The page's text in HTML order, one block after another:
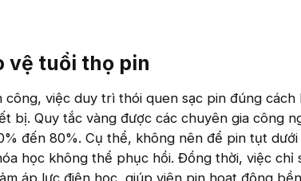
vệ tuổi thọ pin​
công, việc duy trì thói quen sạc pin đúng cách
bị. Quy tắc vàng được các chuyên gia công
đến 80%. Cụ thể, không nên để pin tụt
học không thể phục hồi. Đồng thời, việc chỉ